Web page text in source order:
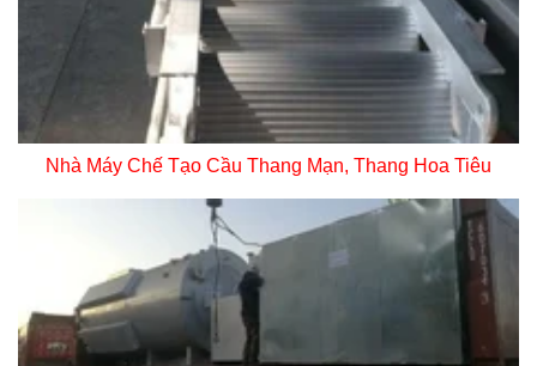
Nhà Máy Chế Tạo Cầu Thang Mạn, Thang Hoa Tiêu